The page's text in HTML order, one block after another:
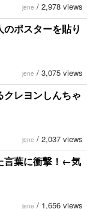
jene / 2,978 views
ポスターを貼り
jene / 3,075 views
レヨンしんちゃ
jene / 2,037 views
言葉に衝撃！←気
jene / 1,656 views